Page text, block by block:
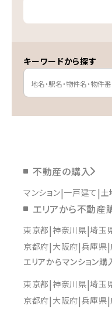
キーワードから探す
不動産の購入
マンション 一戸建て 土
エリアから不動産
東京都 神奈川県 埼玉
京都府 大阪府 兵庫県
エリアからマンション
東京都 神奈川県 埼玉
京都府 大阪府 兵庫県